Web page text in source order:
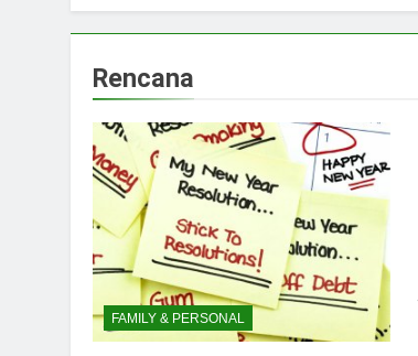
Rencana
FAMILY & PERSONAL